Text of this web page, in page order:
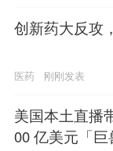
创新药大反攻
医药 刚刚发表
美国本土直播
00 亿美元「巨